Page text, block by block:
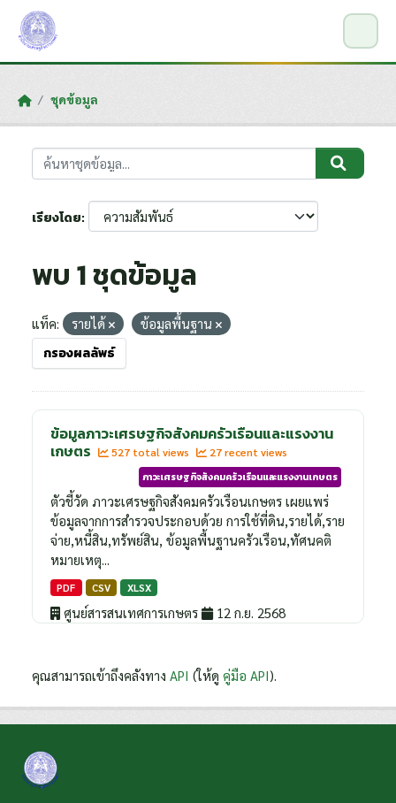
Skip to main content
ชุดข้อมูล
เรียงโดย
พบ 1 ชุดข้อมูล
แท็ค: รายได้ ข้อมูลพื้นฐาน
กรองผลลัพธ์
ข้อมูลภาวะเศรษฐกิจสังคมครัวเรือนและแรงงาน
เกษตร
527 total views
27 recent views
ภาวะเศรษฐกิจสังคมครัวเรือนและแรงงานเกษตร
ตัวชี้วัด ภาวะเศรษฐกิจสังคมครัวเรือนเกษตร เผยแพร่
ข้อมูลจากการสำรวจประกอบด้วย การใช้ที่ดิน,รายได้,ราย
จ่าย,หนี้สิน,ทรัพย์สิน, ข้อมูลพื้นฐานครัวเรือน,ทัศนคติ
หมายเหตุ...
PDF CSV XLSX
ศูนย์สารสนเทศการเกษตร 12 ก.ย. 2568
คุณสามารถเข้าถึงคลังทาง API (ให้ดู คู่มือ API).